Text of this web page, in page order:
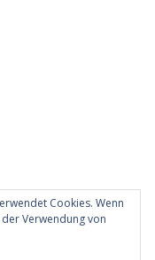
Cookies. Wenn
Verwendung von